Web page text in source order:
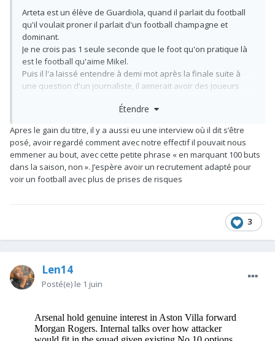
Arteta est un élève de Guardiola, quand il parlait du football
qu'il voulait proner il parlait d'un football champagne et
dominant.
Je ne crois pas 1 seule seconde que le foot qu'on pratique là
est le football qu'aime Mikel.
Puis il l'a laissé entendre à demi mot après la finale suite à
une question d'un journaliste, il aimerait avoir des joueurs
Je pense sincèrement qu'il a cédé à un certain pragmatisme
Il manque quelques pièces au puzzle pour atteindre un
niveau de jeu comme celui du psg qui possède des joueurs
juste exceptionnels en termes de profils.
Notre effectif va évoluer et notre football aussi. Et c'est ça que
Je pense pas qu'Arsenal ait quelconque problème d'attraction,
Étendre
Apres le gain du titre, il y a aussi eu une interview où il dit s’être
posé, avoir regardé comment avec notre effectif il pouvait nous
emmener au bout, avec cette petite phrase « en marquant 100 buts
dans la saison, non ». J’espère avoir un recrutement adapté pour
voir un football avec plus de prises de risques
3
Len14
Posté(e) le 1 juin